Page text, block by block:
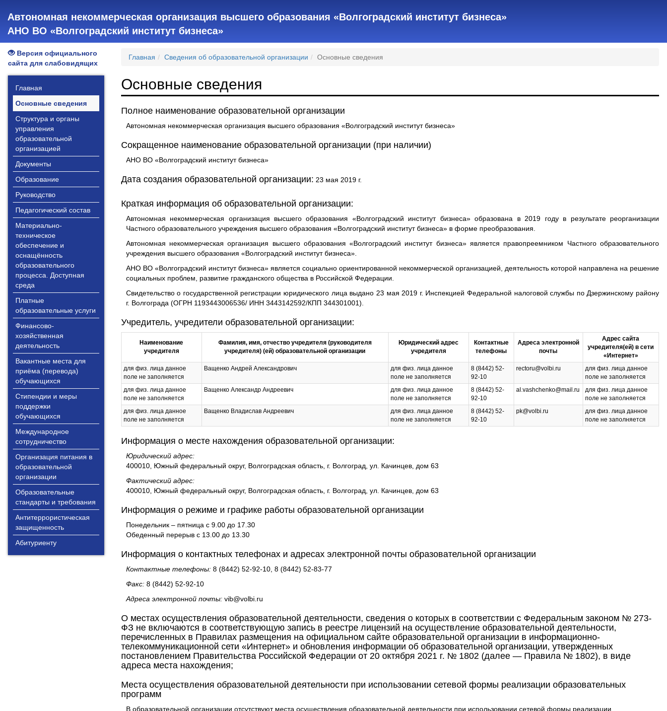
Автономная некоммерческая организация высшего образования «Волгоградский институт бизнеса»
АНО ВО «Волгоградский институт бизнеса»
Версия официального
сайта для слабовидящих
Главная
Основные сведения
Структура и органы
управления
образовательной
организацией
Документы
Образование
Руководство
Педагогический состав
Материально-
техническое
обеспечение и
оснащённость
образовательного
процесса. Доступная
среда
Платные
образовательные услуги
Финансово-
хозяйственная
деятельность
Вакантные места для
приёма (перевода)
обучающихся
Стипендии и меры
поддержки
обучающихся
Международное
сотрудничество
Организация питания в
образовательной
организации
Образовательные
стандарты и требования
Антитеррористическая
защищенность
Абитуриенту
Главная Сведения об образовательной организации Основные сведения
Основные сведения
Полное наименование образовательной организации
Автономная некоммерческая организация высшего образования «Волгоградский институт бизнеса»
Сокращенное наименование образовательной организации (при наличии)
АНО ВО «Волгоградский институт бизнеса»
Дата создания образовательной организации: 23 мая 2019 г.
Краткая информация об образовательной организации:
Автономная некоммерческая организация высшего образования «Волгоградский институт бизнеса» образована в 2019 году в результате реорганизации
Частного образовательного учреждения высшего образования «Волгоградский институт бизнеса» в форме преобразования.
Автономная некоммерческая организация высшего образования «Волгоградский институт бизнеса» является правопреемником Частного образовательного
учреждения высшего образования «Волгоградский институт бизнеса».
АНО ВО «Волгоградский институт бизнеса» является социально ориентированной некоммерческой организацией, деятельность которой направлена на решение
социальных проблем, развитие гражданского общества в Российской Федерации.
Свидетельство о государственной регистрации юридического лица выдано 23 мая 2019 г. Инспекцией Федеральной налоговой службы по Дзержинскому району
г. Волгограда (ОГРН 1193443006536/ ИНН 3443142592/КПП 344301001).
Учредитель, учредители образовательной организации:
Наименование
учредителя
Фамилия, имя, отчество учредителя (руководителя
учредителя) (ей) образовательной организации
Юридический адрес
учредителя
Контактные
телефоны
Адреса электронной
почты
Адрес сайта
учредителя(ей) в сети
«Интернет»
для физ. лица данное
поле не заполняется
Ващенко Андрей Александрович
для физ. лица данное
поле не заполняется
8 (8442) 52-
92-10
rectoru@volbi.ru
для физ. лица данное
поле не заполняется
для физ. лица данное
поле не заполняется
Ващенко Александр Андреевич
для физ. лица данное
поле не заполняется
8 (8442) 52-
92-10
al.vashchenko@mail.ru
для физ. лица данное
поле не заполняется
для физ. лица данное
поле не заполняется
Ващенко Владислав Андреевич
для физ. лица данное
поле не заполняется
8 (8442) 52-
92-10
pk@volbi.ru
для физ. лица данное
поле не заполняется
Информация о месте нахождения образовательной организации:
Юридический адрес:
400010, Южный федеральный округ, Волгоградская область, г. Волгоград, ул. Качинцев, дом 63
Фактический адрес:
400010, Южный федеральный округ, Волгоградская область, г. Волгоград, ул. Качинцев, дом 63
Информация о режиме и графике работы образовательной организации
Понедельник – пятница с 9.00 до 17.30
Обеденный перерыв с 13.00 до 13.30
Информация о контактных телефонах и адресах электронной почты образовательной организации
Контактные телефоны: 8 (8442) 52-92-10, 8 (8442) 52-83-77
Факс: 8 (8442) 52-92-10
Адреса электронной почты: vib@volbi.ru
О местах осуществления образовательной деятельности, сведения о которых в соответствии с Федеральным законом № 273-
ФЗ не включаются в соответствующую запись в реестре лицензий на осуществление образовательной деятельности,
перечисленных в Правилах размещения на официальном сайте образовательной организации в информационно-
телекоммуникационной сети «Интернет» и обновления информации об образовательной организации, утвержденных
постановлением Правительства Российской Федерации от 20 октября 2021 г. № 1802 (далее — Правила № 1802), в виде
адреса места нахождения;
Места осуществления образовательной деятельности при использовании сетевой формы реализации образовательных
программ
В образовательной организации отсутствуют места осуществления образовательной деятельности при использовании сетевой формы реализации